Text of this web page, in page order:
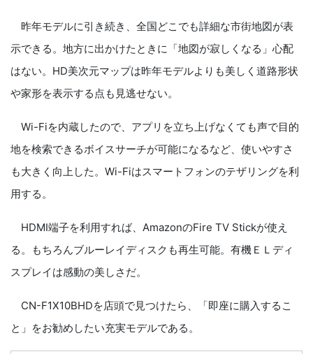
昨年モデルに引き続き、全国どこでも詳細な市街地図が表
示できる。地方に出かけたときに「地図が寂しくなる」心配
はない。HD美次元マップは昨年モデルよりも美しく道路形状
や家形を表示する点も見逃せない。
Wi-Fiを内蔵したので、アプリを立ち上げなくても声で目的
地を検索できるボイスサーチが可能になるなど、使いやすさ
も大きく向上した。Wi-Fiはスマートフォンのテザリングを利
用する。
HDMI端子を利用すれば、AmazonのFire TV Stickが使え
る。もちろんブルーレイディスクも再生可能。有機ＥＬディ
スプレイは感動の美しさだ。
CN-F1X10BHDを店頭で見つけたら、「即座に購入するこ
と」をお勧めしたい充実モデルである。